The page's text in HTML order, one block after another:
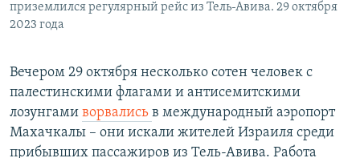
приземлился регулярный рейс из Тель-Авива. 29 октября
2023 года
Вечером 29 октября несколько сотен человек с
палестинскими флагами и антисемитскими
лозунгами ворвались в международный аэропорт
Махачкалы – они искали жителей Израиля среди
прибывших пассажиров из Тель-Авива. Работа